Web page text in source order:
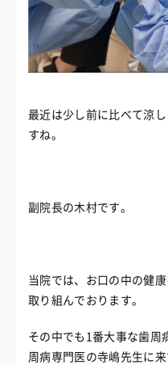
最近は少し前に比べて涼
すね。
副院長の木村です。
当院では、お口の中の健
取り組んでおります。
その中でも1番大事な歯周
周病専門医の寺嶋先生に来